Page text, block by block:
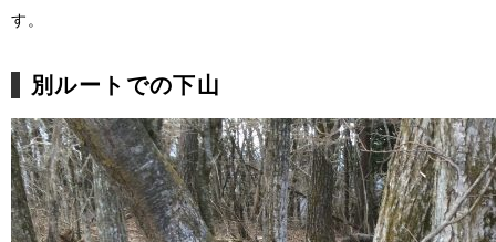
す。
別ルートでの下山